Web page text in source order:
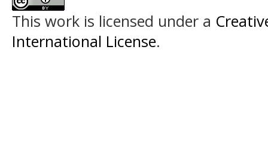
This work is licensed under a
International License.